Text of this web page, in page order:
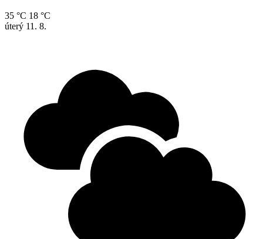
35 °C 18 °C
úterý 11. 8.